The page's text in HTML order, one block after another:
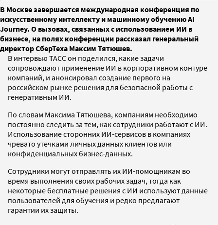
В Москве завершается международная конференция по
искусственному интеллекту и машинному обучению AI
Journey. О вызовах, связанных с использованием ИИ в
бизнесе, на полях конференции рассказал генеральный
директор СберТеха Максим Тятюшев.
В интервью ТАСС он поделился, какие задачи
сопровождают применение ИИ в корпоративном контуре
компаний, и анонсировал создание первого на
российском рынке решения для безопасной работы с
генеративным ИИ.
По словам Максима Тятюшева, компаниям необходимо
постоянно следить за тем, как сотрудники работают с ИИ.
Использование сторонних ИИ-сервисов в компаниях
чревато утечками личных данных клиентов или
конфиденциальных бизнес-данных.
Сотрудники могут отправлять их ИИ-помощникам во
время выполнения своих рабочих задач, тогда как
некоторые бесплатные решения с ИИ используют данные
пользователей для обучения и редко предлагают
гарантии их защиты.